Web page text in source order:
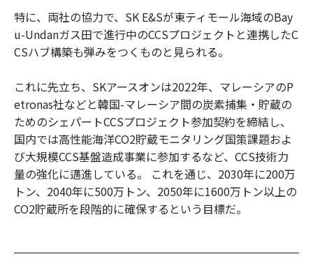
特に、両社の協力で、SK E&Sが東ティモール海域のBay
u-Undanガス田で進行中のCCSプロジェクトと連携したC
CSハブ構築も弾みをつくものと見られる。
これに先立ち、SKアースオンは2022年、マレーシアのP
etronas社などと韓国-マレーシア間の炭素捕集・貯蔵の
ためのシェパートCCSプロジェクト参加契約を締結し、
国内では高性能海洋CO2貯蔵モニタリング国策課題およ
び大規模CCS基盤造成事業に参加するなど、CCS技術力
量の強化に邁進している。 これを通じ、2030年に200万
トン、2040年に500万トン、2050年に1600万トン以上の
CO2貯蔵所を段階的に確保するという目標だ。